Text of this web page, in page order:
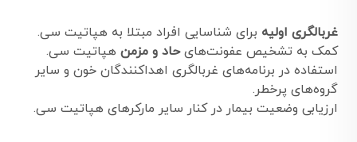
غربالگری اولیه برای شناسایی افراد مبتلا به هپاتیت سی.
کمک به تشخیص عفونت‌هایحاد و مزمن هپاتیت سی.
استفاده در برنامه‌های غربالگری اهداکنندگان خون و سایر
گروه‌های پرخطر.
ارزیابی وضعیت بیمار در کنار سایر مارکرهای هپاتیت سی.